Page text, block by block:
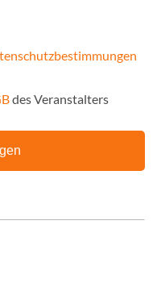
des Veranstalters